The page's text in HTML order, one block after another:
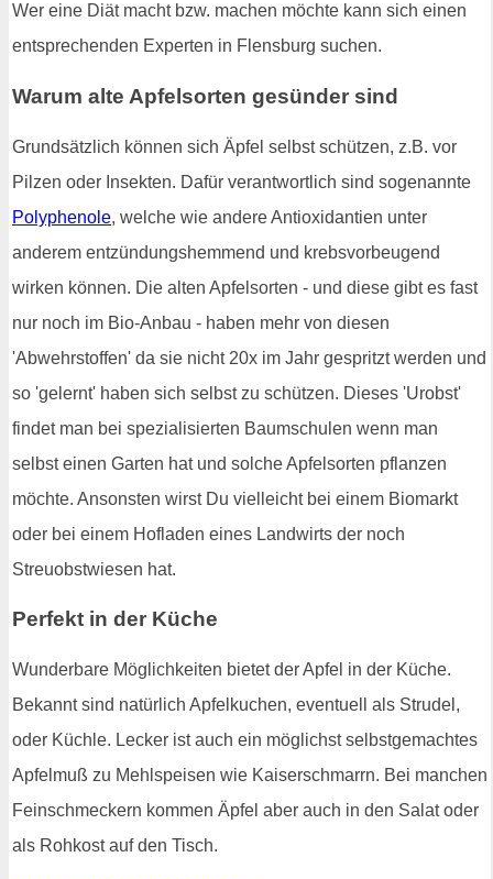
Wer eine Diät macht bzw. machen möchte kann sich einen
entsprechenden Experten in Flensburg suchen.
Warum alte Apfelsorten gesünder sind
Grundsätzlich können sich Äpfel selbst schützen, z.B. vor
Pilzen oder Insekten. Dafür verantwortlich sind sogenannte
Polyphenole, welche wie andere Antioxidantien unter
anderem entzündungshemmend und krebsvorbeugend
wirken können. Die alten Apfelsorten - und diese gibt es fast
nur noch im Bio-Anbau - haben mehr von diesen
'Abwehrstoffen' da sie nicht 20x im Jahr gespritzt werden und
so 'gelernt' haben sich selbst zu schützen. Dieses 'Urobst'
findet man bei spezialisierten Baumschulen wenn man
selbst einen Garten hat und solche Apfelsorten pflanzen
möchte. Ansonsten wirst Du vielleicht bei einem Biomarkt
oder bei einem Hofladen eines Landwirts der noch
Streuobstwiesen hat.
Perfekt in der Küche
Wunderbare Möglichkeiten bietet der Apfel in der Küche.
Bekannt sind natürlich Apfelkuchen, eventuell als Strudel,
oder Küchle. Lecker ist auch ein möglichst selbstgemachtes
Apfelmuß zu Mehlspeisen wie Kaiserschmarrn. Bei manchen
Feinschmeckern kommen Äpfel aber auch in den Salat oder
als Rohkost auf den Tisch.